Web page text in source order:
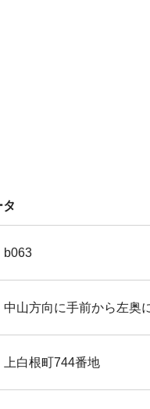
b063
中山方向に手前から左奥
上白根町744番地